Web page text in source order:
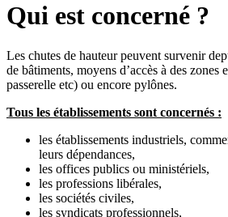
Qui est concerné ?
Les chutes de hauteur peuvent survenir
de bâtiments, moyens d’accès à des zones
passerelle etc) ou encore pylônes.
Tous les établissements sont concernés :
les établissements industriels,
leurs dépendances,
les offices publics ou ministériels,
les professions libérales,
les sociétés civiles,
les syndicats professionnels,